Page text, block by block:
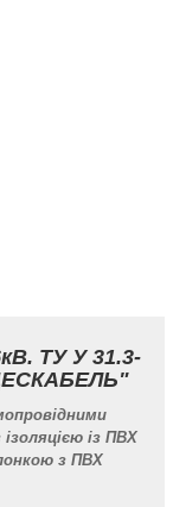
ТУ У 31.3-
із ПВХ
з ПВХ